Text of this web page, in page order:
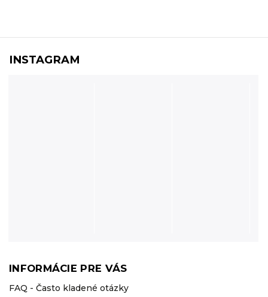
INFORMÁCIE PRE VÁS
FAQ - Často kladené otázky
INSTAGRAM